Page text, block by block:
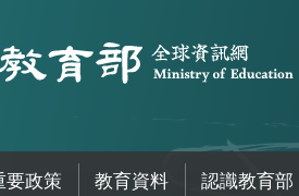
要政策 教育資料 認識教育部